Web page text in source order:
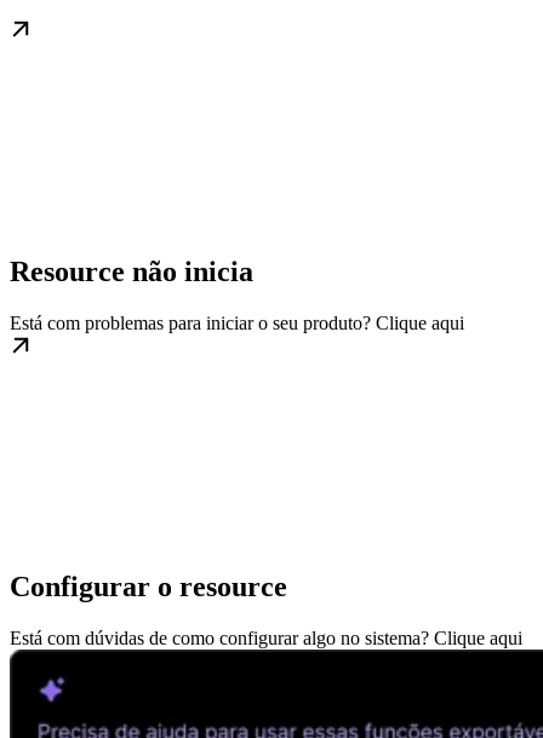
Resource não inicia
Está com problemas para iniciar o seu produto? Clique aqui
Configurar o resource
Está com dúvidas de como configurar algo no sistema? Clique aqui